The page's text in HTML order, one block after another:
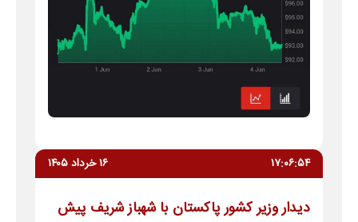
۱۷:۰۶:۵۴ ۱۶ خرداد ۱۴۰۵
دیدار وزیر کشور پاکستان با شهباز شریف پیش